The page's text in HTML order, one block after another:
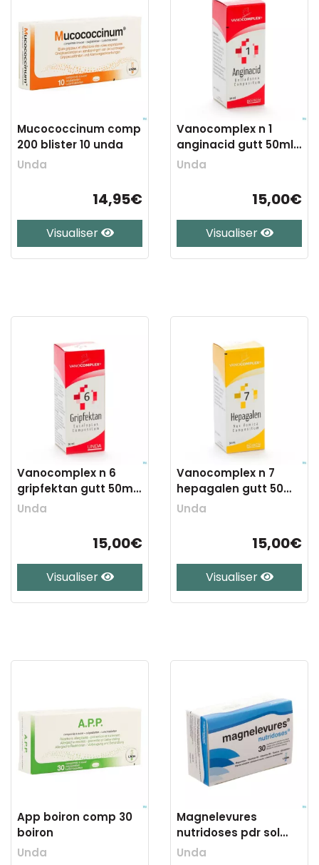
Mucococcinum comp
200 blister 10 unda
Unda
14,95€
Visualiser
Vanocomplex n 1
anginacid gutt 50ml
unda
Unda
15,00€
Visualiser
Vanocomplex n 6
gripfektan gutt 50ml
unda
Unda
15,00€
Visualiser
Vanocomplex n 7
hepagalen gutt 50ml
unda
Unda
15,00€
Visualiser
App boiron comp 30
boiron
Unda
Magnelevures
nutridoses pdr sol
buvable sachet 30
Unda